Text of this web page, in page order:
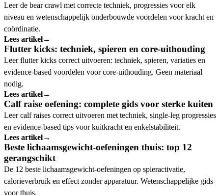
Leer de bear crawl met correcte techniek, progressies voor elk
niveau en wetenschappelijk onderbouwde voordelen voor kracht en
coördinatie.
Lees artikel→
Flutter kicks: techniek, spieren en core-uithouding
Leer flutter kicks correct uitvoeren: techniek, spieren, variaties en
evidence-based voordelen voor core-uithouding. Geen materiaal
nodig.
Lees artikel→
Calf raise oefening: complete gids voor sterke kuiten
Leer calf raises correct uitvoeren met techniek, single-leg progressies
en evidence-based tips voor kuitkracht en enkelstabiliteit.
Lees artikel→
Beste lichaamsgewicht-oefeningen thuis: top 12
gerangschikt
De 12 beste lichaamsgewicht-oefeningen op spieractivatie,
calorieverbruik en effect zonder apparatuur. Wetenschappelijke gids
voor thuis.